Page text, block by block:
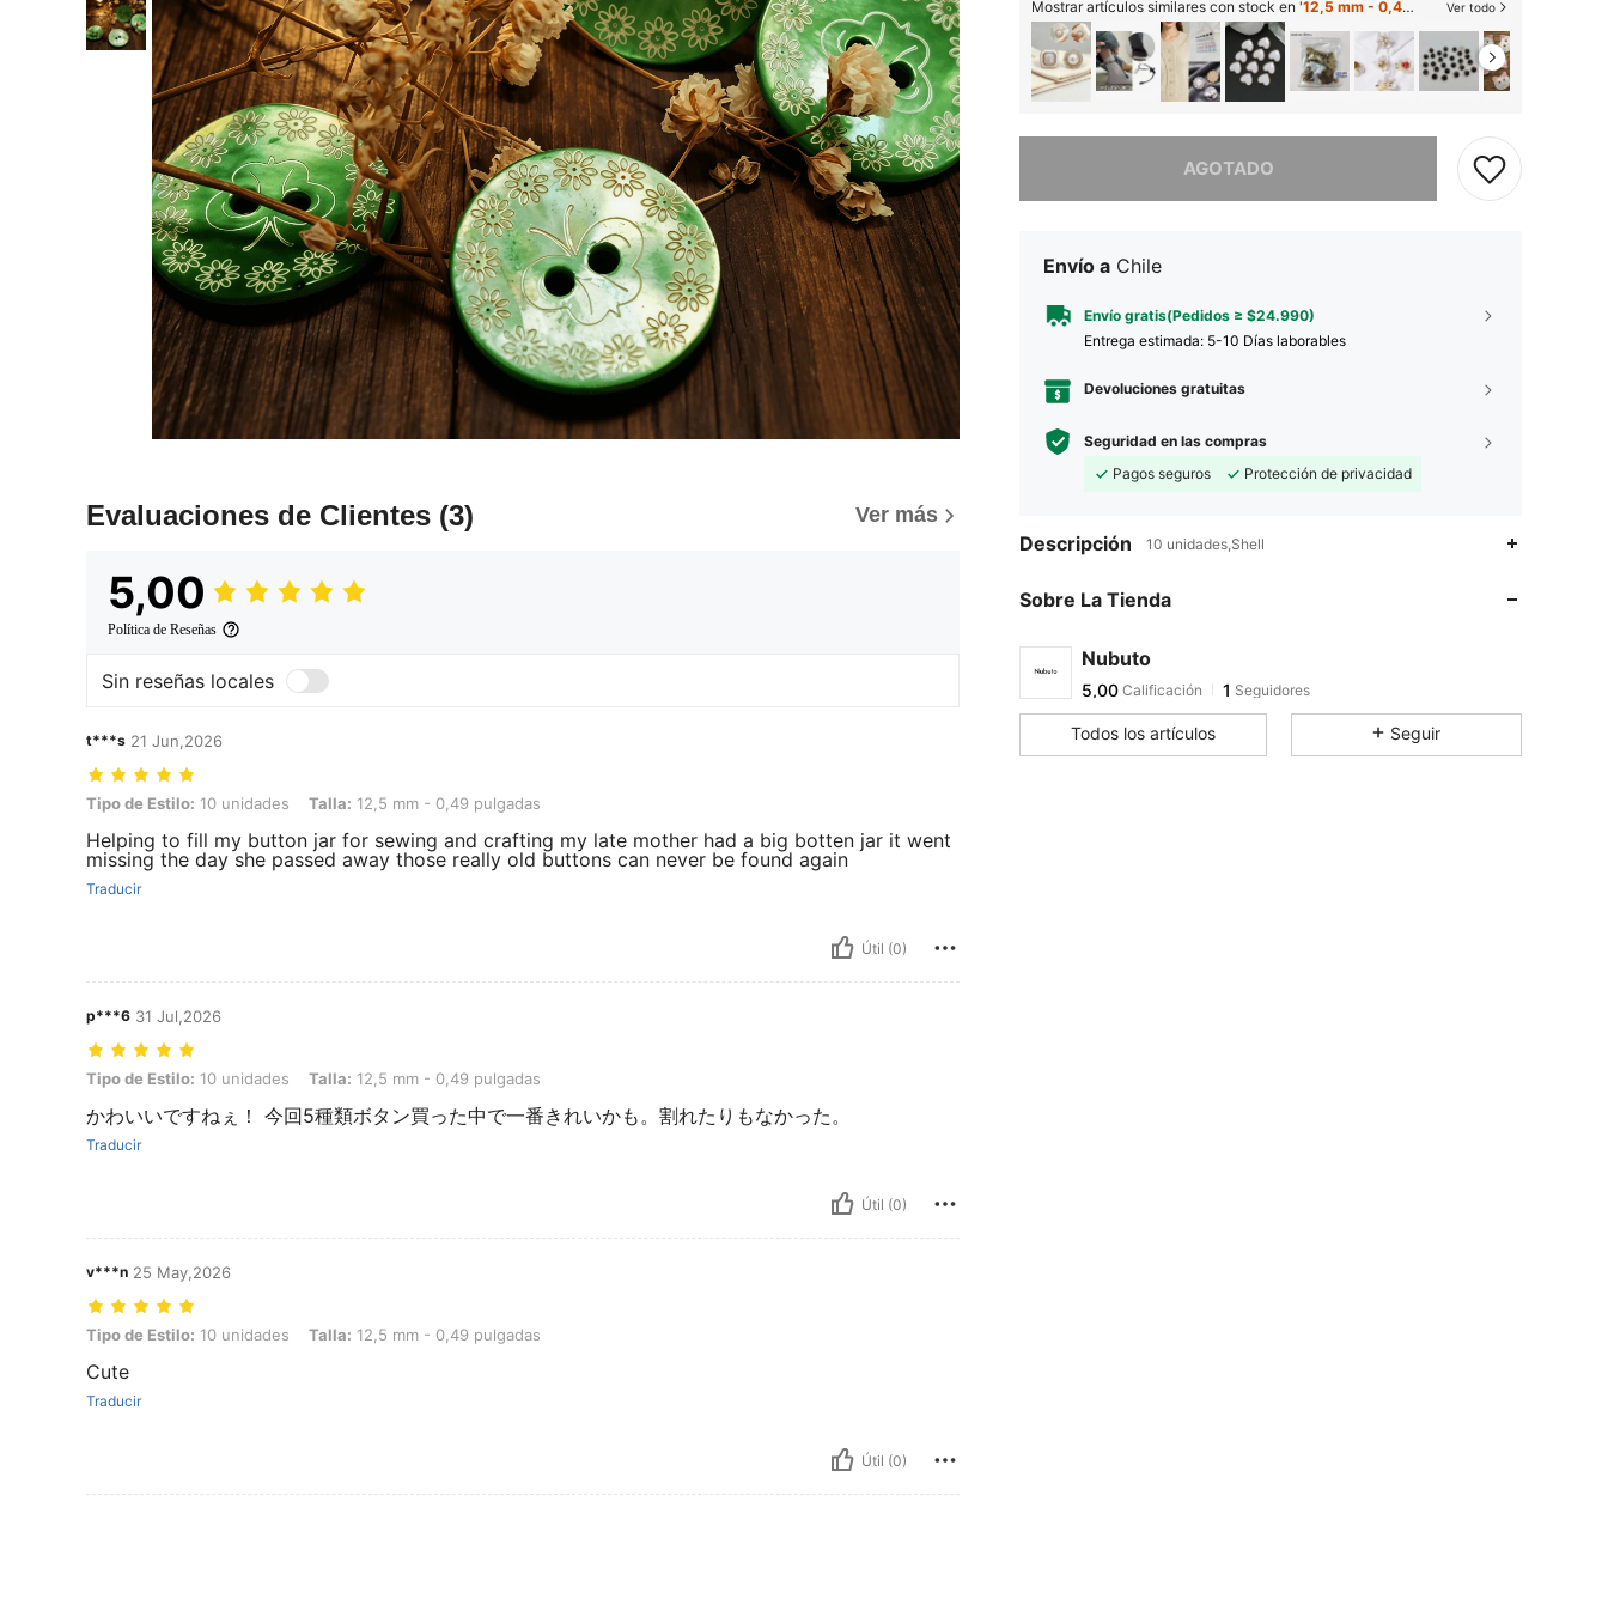
Evaluaciones de Clientes (3) Ver más
5,00
Política de Reseñas
Sin reseñas locales
t***s 21 Jun,2026
Tipo de Estilo: 10 unidades, Talla: 12,5 mm - 0,49 pulgadas
Tipo de Estilo: 10 unidades Talla: 12,5 mm - 0,49 pulgadas
Helping to fill my button jar for sewing and crafting my late mother had a big botten jar it went
missing the day she passed away those really old buttons can never be found again
Traducir
Útil (0)
p***6 31 Jul,2026
Tipo de Estilo: 10 unidades, Talla: 12,5 mm - 0,49 pulgadas
Tipo de Estilo: 10 unidades Talla: 12,5 mm - 0,49 pulgadas
かわいいですねぇ！ 今回5種類ボタン買った中で一番きれいかも。割れたりもなかった。
Traducir
Útil (0)
v***n 25 May,2026
Tipo de Estilo: 10 unidades, Talla: 12,5 mm - 0,49 pulgadas
Tipo de Estilo: 10 unidades Talla: 12,5 mm - 0,49 pulgadas
Cute
Traducir
Útil (0)
Mostrar artículos similares con stock en '12,5 mm - 0,49 pulgadas '
Ver todo
AGOTADO
Lo sentimos, este producto está agotado.
Envío a Chile
Envío gratis(Pedidos ≥ $24.990)
Entrega estimada: 5-10 Días laborables
Devoluciones gratuitas
Seguridad en las compras
Pagos seguros
Protección de privacidad
Descripción 10 unidades,Shell
Sobre La Tienda
Nubuto
5,00 Calificación
t***8seguido Hace 1 día
Todos los artículos Seguir